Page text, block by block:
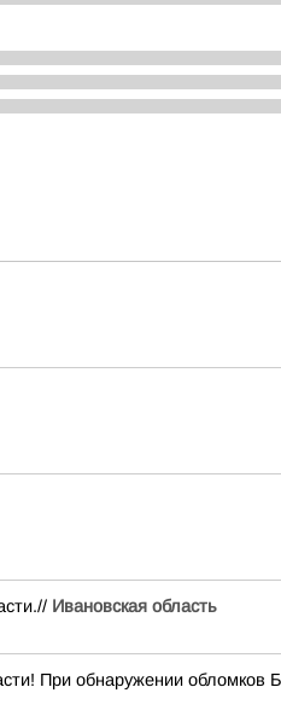
Ивановская область
При обнаружении